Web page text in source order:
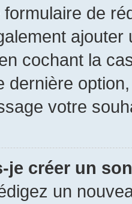
formulaire de
cochant la
dernière
votre
je créer un
un